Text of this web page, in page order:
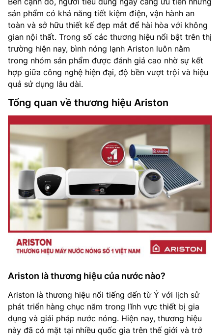
sản phẩm có khả năng tiết kiệm điện, vận hành an
toàn và sở hữu thiết kế đẹp mắt để hài hòa với không
gian nội thất. Trong số các thương hiệu nổi bật trên thị
trường hiện nay, bình nóng lạnh Ariston luôn nằm
trong nhóm sản phẩm được đánh giá cao nhờ sự kết
hợp giữa công nghệ hiện đại, độ bền vượt trội và hiệu
quả sử dụng lâu dài.
Tổng quan về thương hiệu Ariston
Ariston là thương hiệu của nước nào?
Ariston là thương hiệu nổi tiếng đến từ Ý với lịch sử
phát triển hàng chục năm trong lĩnh vực thiết bị gia
dụng và giải pháp nước nóng. Hiện nay, thương hiệu
này đã có mặt tại nhiều quốc gia trên thế giới và trở